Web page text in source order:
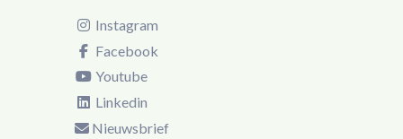
Instagram
Facebook
Youtube
Linkedin
Nieuwsbrief